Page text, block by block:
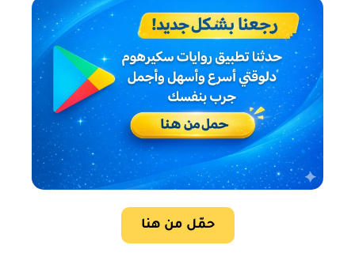
حمّل من هنا